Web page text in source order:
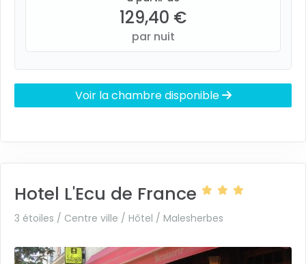
129,40 €
par nuit
Voir la chambre disponible
Hotel L'Ecu de France
3 étoiles / Centre ville / Hôtel / Malesherbes